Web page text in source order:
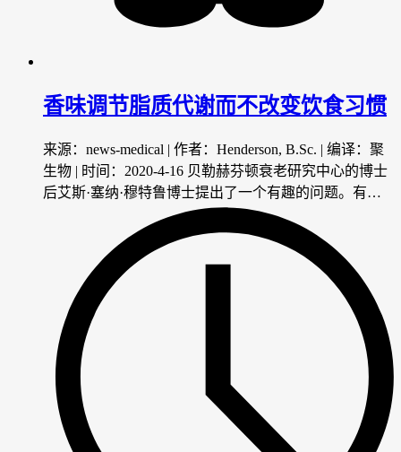
香味调节脂质代谢而不改变饮食习惯
来源：news-medical | 作者：Henderson, B.Sc. | 编译：聚
生物 | 时间：2020-4-16 贝勒赫芬顿衰老研究中心的博士
后艾斯·塞纳·穆特鲁博士提出了一个有趣的问题。有…